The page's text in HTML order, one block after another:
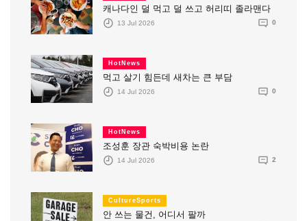
캐나다인 덜 먹고 덜 쓰고 허리띠 졸라맨다
13 Jul 2026 0
HotNews
먹고 살기 힘든데 새차는 큰 부담
14 Jul 2026 0
HotNews
조성훈 장관 숙박비용 논란
14 Jul 2026 2
CultureSports
안 쓰는 물건, 어디서 팔까